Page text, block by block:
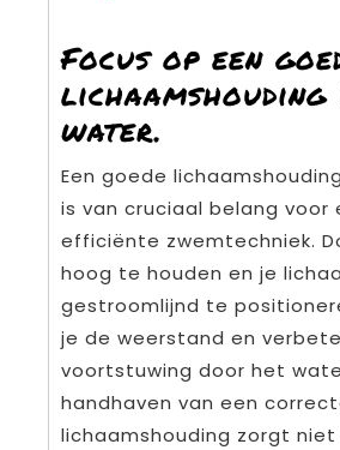
Focus op een
water.
Een goede
is van cruciaal belang voor
efficiënte zwemtechniek.
hoog te houden en je
gestroomlijnd te
je de weerstand en
voortstuwing door het
handhaven van een
lichaamshouding zorgt